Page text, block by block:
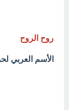
روح الروح
الأسم العربي